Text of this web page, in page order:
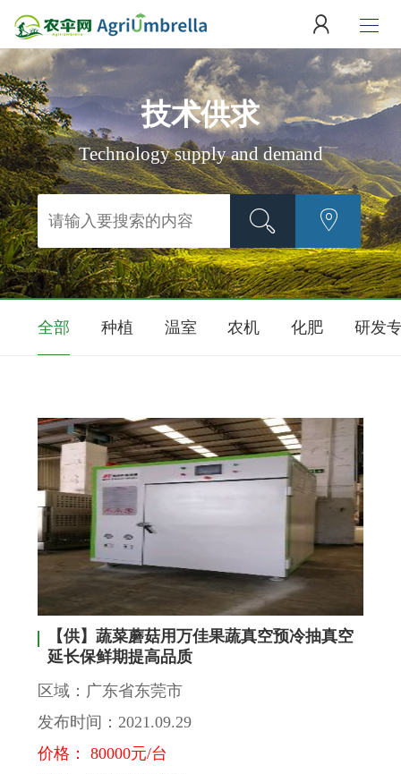
技术供求
Technology supply and demand
全部 种植 温室 农机 化肥 研发
【供】蔬菜蘑菇用万佳果蔬真空预冷抽真空
延长保鲜期提高品质
区域：广东省东莞市
发布时间：2021.09.29
价格： 80000元/台